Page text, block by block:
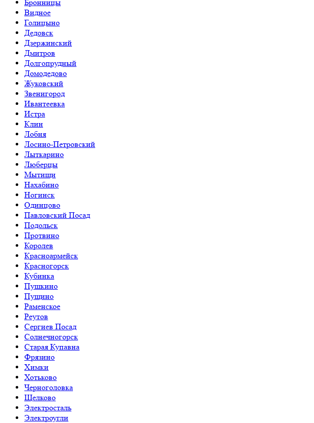
Бронницы
Видное
Голицыно
Дедовск
Дзержинский
Дмитров
Долгопрудный
Домодедово
Жуковский
Звенигород
Ивантеевка
Истра
Клин
Лобня
Лосино-Петровский
Лыткарино
Люберцы
Мытищи
Нахабино
Ногинск
Одинцово
Павловский Посад
Подольск
Протвино
Королев
Красноармейск
Красногорск
Кубинка
Пушкино
Пущино
Раменское
Реутов
Сергиев Посад
Солнечногорск
Старая Купавна
Фрязино
Химки
Хотьково
Черноголовка
Щелково
Электросталь
Электроугли